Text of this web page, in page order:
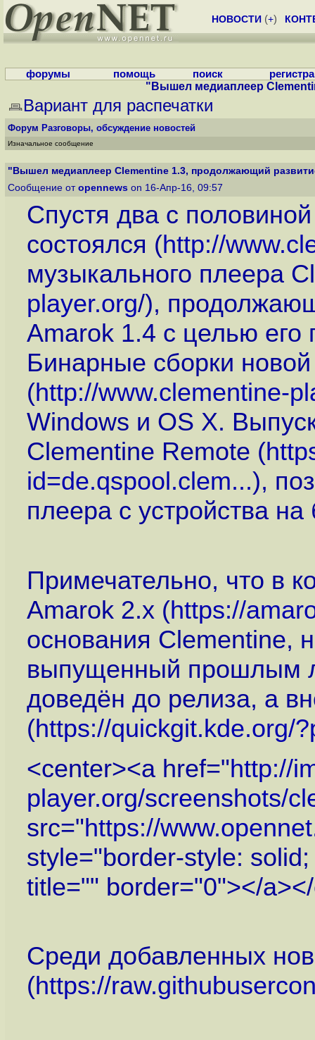
НОВОСТИ (+)
форумы помощь поиск
"Вышел медиаплеер
Вариант для распечатки
Форум Разговоры, обсуждение новостей
Изначальное сообщение
"Вышел медиаплеер Clementine 1.3, продолжающий
Сообщение от opennews on 16-Апр-16, 09:57
Спустя два с
состоялся (http://
музыкального плеера
player.org/),
Amarok 1.4 с целью его
Бинарные сборки
(http://www.clementine-
Windows и OS X.
Clementine Remote (
id=de.qspool.clem...),
плеера с устройства
Примечательно, что в
Amarok 2.x (https://
основания Clementine,
выпущенный прошлым
доведён до релиза, а
(https://quickgit.kde.org/
<center><a href="http://
player.org/screenshots/
src="https://
style="border-style:
title="" border="0"></
Среди добавленных
(https://